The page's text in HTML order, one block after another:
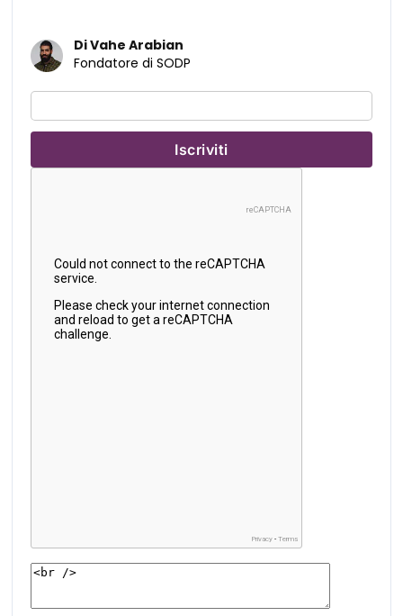
Di Vahe Arabian
Fondatore di SODP